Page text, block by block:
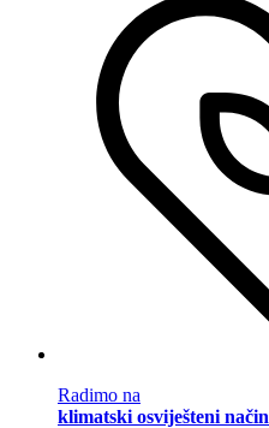
Radimo na
klimatski osviješteni način